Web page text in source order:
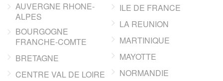
AUVERGNE RHONE-
ALPES
BOURGOGNE
FRANCHE-COMTE
BRETAGNE
CENTRE VAL DE LOIRE
ILE DE FRANCE
LA REUNION
MARTINIQUE
MAYOTTE
NORMANDIE